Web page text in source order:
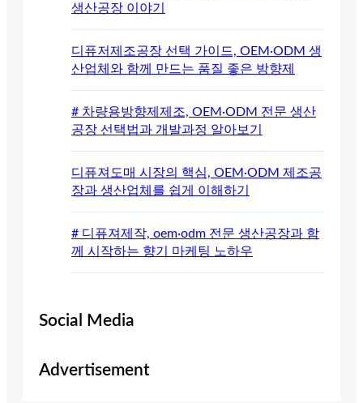
생산공장 이야기
디퓨저제조공장 선택 가이드, OEM·ODM 생
산업체와 함께 만드는 품질 좋은 방향제
# 차량용방향제제조, OEM·ODM 전문 생산
공장 선택법과 개발과정 알아보기
디퓨져도매 시장의 핵심, OEM·ODM 제조공
장과 생산업체를 쉽게 이해하기
# 디퓨져제작, oem·odm 전문 생산공장과 함
께 시작하는 향기 마케팅 노하우
Social Media
Advertisement